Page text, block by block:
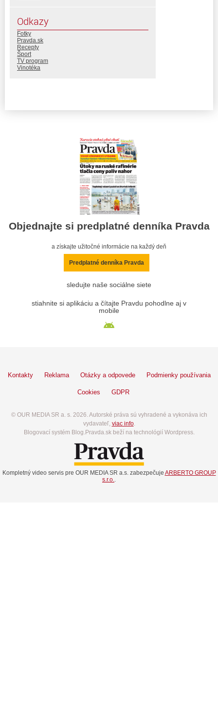
Odkazy
Fotky
Pravda.sk
Recepty
Šport
TV program
Vinotéka
Objednajte si predplatné denníka Pravda
a získajte užitočné informácie na každý deň
Predplatné denníka Pravda
sledujte naše sociálne siete
stiahnite si aplikáciu a čítajte Pravdu pohodlne aj v
mobile
Kontakty Reklama Otázky a odpovede Podmienky používania
Cookies GDPR
© OUR MEDIA SR a. s. 2026. Autorské práva sú vyhradené a vykonáva ich
vydavateľ, viac info.
Blogovací systém Blog.Pravda.sk beží na technológií Wordpress.
Kompletný video servis pre OUR MEDIA SR a.s. zabezpečuje ARBERTO GROUP
s.r.o.